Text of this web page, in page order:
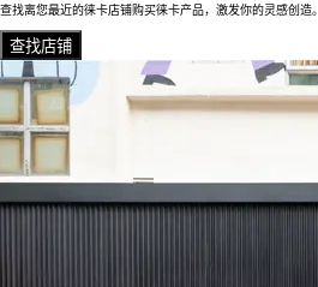
查找离您最近的徕卡店铺购买徕卡产品，激发你的灵感创造。
查找店铺